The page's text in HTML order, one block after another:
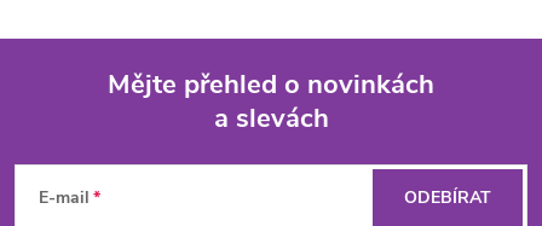
Mějte přehled o novinkách
a slevách
E-mail ODEBÍRAT